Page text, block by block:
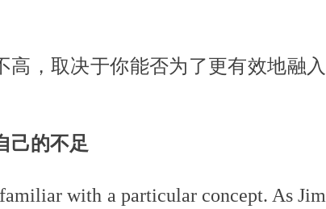
，取决于你能否为了更有效地融入
己的不足
with a particular concept. As Jim